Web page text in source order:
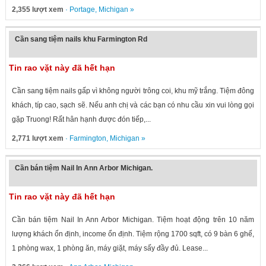
2,355 lượt xem · Portage, Michigan »
Cần sang tiệm nails khu Farmington Rd
Tin rao vặt này đã hết hạn
Cần sang tiệm nails gấp vì không người trông coi, khu mỹ trắng. Tiệm đông
khách, típ cao, sạch sẽ. Nếu anh chị và các bạn có nhu cầu xin vui lòng gọi
gặp Truong! Rất hân hạnh được đón tiếp,...
2,771 lượt xem · Farmington, Michigan »
Cần bán tiệm Nail In Ann Arbor Michigan.
Tin rao vặt này đã hết hạn
Cần bán tiệm Nail In Ann Arbor Michigan. Tiệm hoạt động trên 10 năm
lượng khách ổn định, income ổn định. Tiệm rộng 1700 sqft, có 9 bàn 6 ghế,
1 phòng wax, 1 phòng ăn, máy giặt, máy sấy đầy đủ. Lease...